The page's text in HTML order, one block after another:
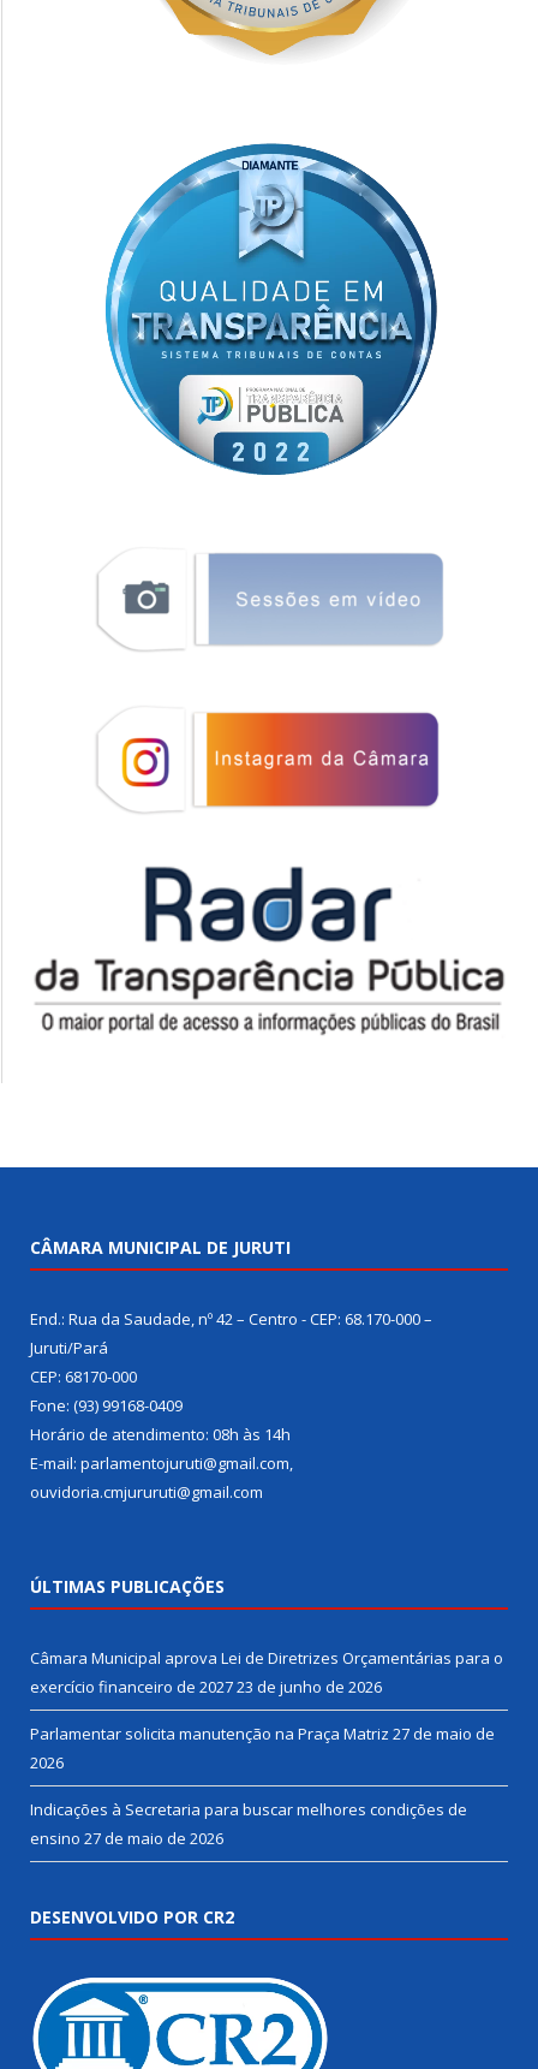
CÂMARA MUNICIPAL DE JURUTI
End.: Rua da Saudade, nº 42 – Centro - CEP: 68.170-000 –
Juruti/Pará
CEP: 68170-000
Fone: (93) 99168-0409
Horário de atendimento: 08h às 14h
E-mail: parlamentojuruti@gmail.com,
ouvidoria.cmjururuti@gmail.com
ÚLTIMAS PUBLICAÇÕES
Câmara Municipal aprova Lei de Diretrizes Orçamentárias para o
exercício financeiro de 202723 de junho de 2026
Parlamentar solicita manutenção na Praça Matriz 27 de maio de
2026
Indicações à Secretaria para buscar melhores condições de
ensino 27 de maio de 2026
DESENVOLVIDO POR CR2